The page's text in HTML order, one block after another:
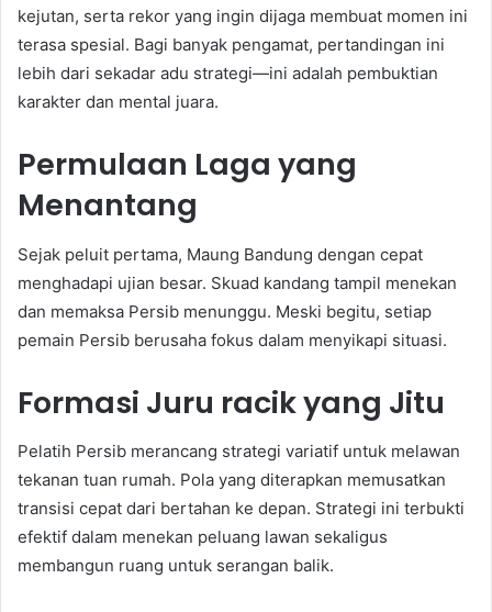
kejutan, serta rekor yang ingin dijaga membuat momen ini
terasa spesial. Bagi banyak pengamat, pertandingan ini
lebih dari sekadar adu strategi—ini adalah pembuktian
karakter dan mental juara.
Permulaan Laga yang
Menantang
Sejak peluit pertama, Maung Bandung dengan cepat
menghadapi ujian besar. Skuad kandang tampil menekan
dan memaksa Persib menunggu. Meski begitu, setiap
pemain Persib berusaha fokus dalam menyikapi situasi.
Formasi Juru racik yang Jitu
Pelatih Persib merancang strategi variatif untuk melawan
tekanan tuan rumah. Pola yang diterapkan memusatkan
transisi cepat dari bertahan ke depan. Strategi ini terbukti
efektif dalam menekan peluang lawan sekaligus
membangun ruang untuk serangan balik.